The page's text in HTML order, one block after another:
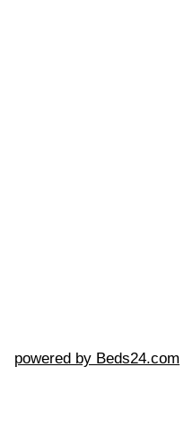
powered by Beds24.com